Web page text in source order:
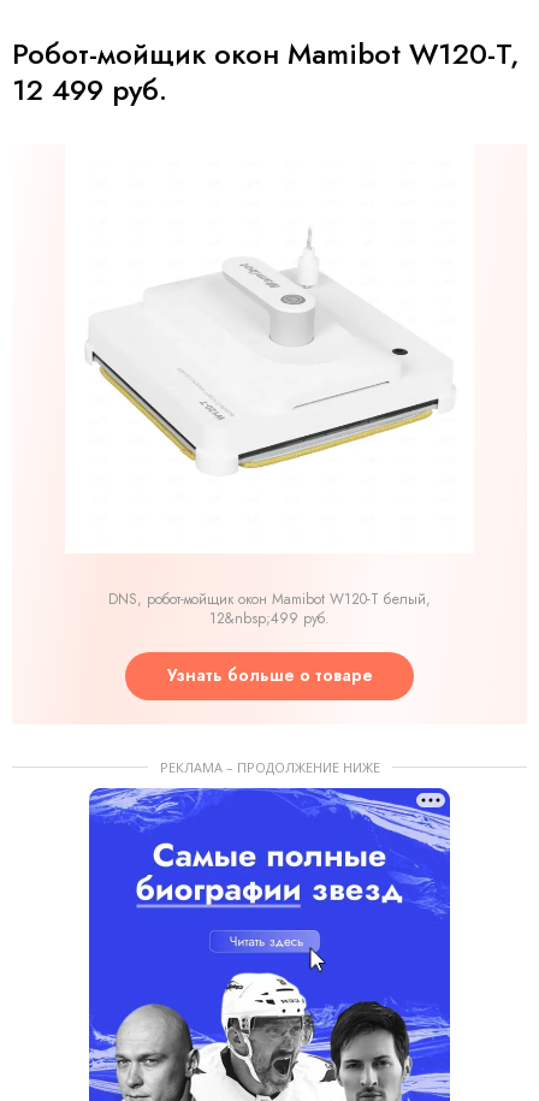
Робот-мойщик окон Mamibot W120-T,
12 499 руб.
DNS, робот-мойщик окон Mamibot W120-T белый,
12&nbsp;499 руб.
Узнать больше о товаре
РЕКЛАМА – ПРОДОЛЖЕНИЕ НИЖЕ